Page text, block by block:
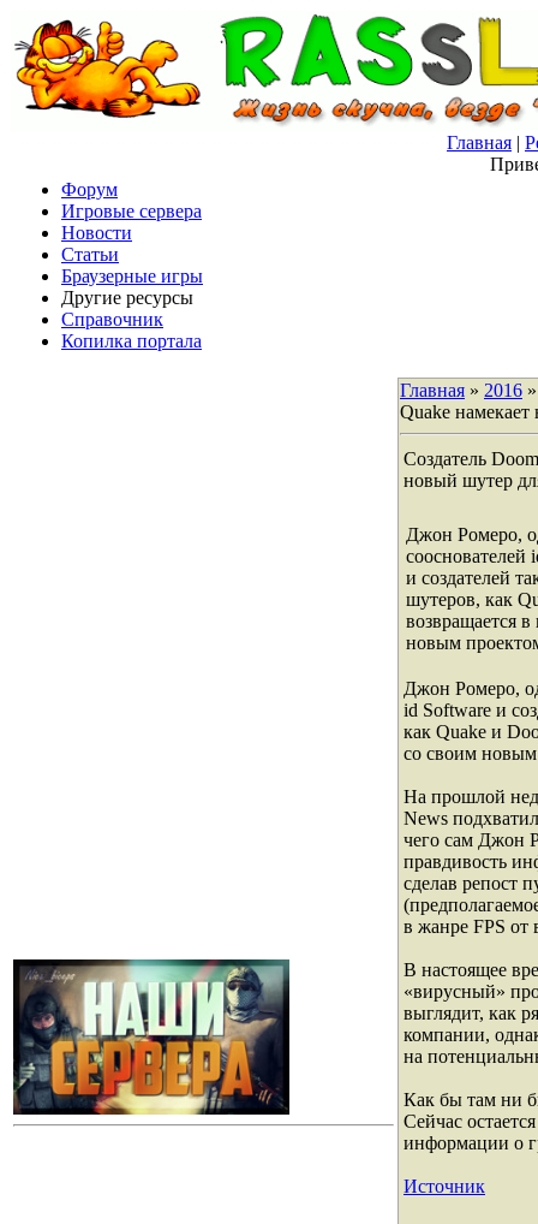
Главная |
Форум
Игровые сервера
Новости
Статьи
Браузерные игры
Другие ресурсы
Справочник
Копилка портала
Главная » 2016 »
Quake
Создатель
новый шутер
Джон Ромеро,
сооснователей
и создателей
шутеров, как
возвращается
новым
Джон Ромеро,
id Software и
как Quake и
со своим
На прошлой
News
чего сам Джон
правдивость
сделав репост
в жанре FPS от
В настоящее
«вирусный»
выглядит, как
компании,
на
Как бы там ни
Сейчас
информации о
Источник